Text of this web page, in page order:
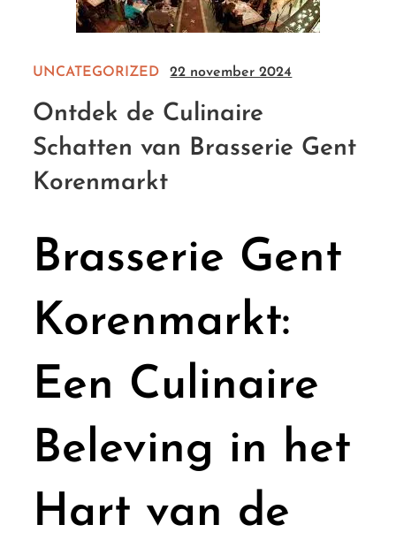
UNCATEGORIZED 22 november 2024
Ontdek de Culinaire
Schatten van Brasserie Gent
Korenmarkt
Brasserie Gent
Korenmarkt:
Een Culinaire
Beleving in het
Hart van de